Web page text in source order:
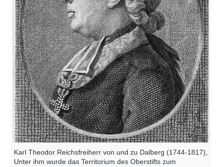
Karl Theodor Reichsfreiherr von und zu Dalberg (1744-1817),
Unter ihm wurde das Territorium des Oberstifts zum